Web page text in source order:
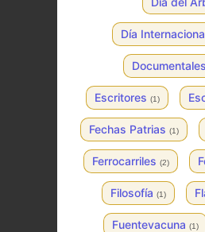
Día
Documentales
Escritores (1)
Fechas Patrias (1)
Ferrocarriles (2)
Filosofía (1)
Fuentevacuna (1)